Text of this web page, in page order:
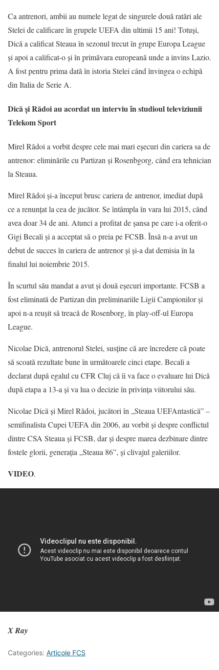
Ca antrenori, ambii au numele legat de singurele două ratări ale
Stelei de calificare în grupele UEFA din ultimii 15 ani! Totuși,
Dică a calificat Steaua în sezonul trecut în grupe Europa League
și apoi a calificat-o și în primăvara europeană unde a invins Lazio.
A fost pentru prima dată în istoria Stelei când învingea o echipă
din Italia de Serie A.
Dică și Rădoi au acordat un interviu în studioul televiziunii
Telekom Sport
Mirel Rădoi a vorbit despre cele mai mari eşecuri din cariera sa de
antrenor: eliminările cu Partizan şi Rosenbgorg, când era tehnician
la Steaua.
Mirel Rădoi şi-a început brusc cariera de antrenor, imediat după
ce a renunțat la cea de jucător. Se întâmpla în vara lui 2015, când
avea doar 34 de ani. Atunci a profitat de șansa pe care i-a oferit-o
Gigi Becali şi a acceptat să o preia pe FCSB. Însă n-a avut un
debut de succes în cariera de antrenor şi şi-a dat demisia în la
finalul lui noiembrie 2015.
În scurtul său mandat a avut şi două eşecuri importante. FCSB a
fost eliminată de Partizan din preliminariile Ligii Campionilor şi
apoi n-a reuşit să treacă de Rosenborg, în play-off-ul Europa
League.
Nicolae Dică, antrenorul Stelei, susţine că are încredere că poate
să scoată rezultate bune în următoarele cinci etape. Becali a
declarat după egalul cu CFR Cluj că îi va face o evaluare lui Dică
după etapa a 13-a şi va lua o decizie în privinţa viitorului său.
Nicolae Dică și Mirel Rădoi, jucători în „Steaua UEFAntastică” –
semifinalista Cupei UEFA din 2006, au vorbit și despre conflictul
dintre CSA Steaua și FCSB, dar și despre marea dezbinare dintre
fostele glorii, generația „Steaua 86”, și clivajul galeriilor.
VIDEO.
X Ray
Categories: Articole FCS